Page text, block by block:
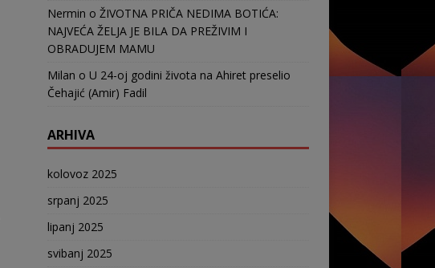
Nermin o ŽIVOTNA PRIČA NEDIMA BOTIĆA:
NAJVEĆA ŽELJA JE BILA DA PREŽIVIM I
OBRADUJEM MAMU
Milan o U 24-oj godini života na Ahiret preselio
Čehajić (Amir) Fadil
ARHIVA
kolovoz 2025
srpanj 2025
lipanj 2025
svibanj 2025